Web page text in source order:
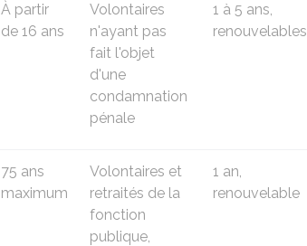
À partir
de 16 ans
Volontaires
n'ayant pas
fait l'objet
d'une
condamnation
pénale
1 à 5 ans,
renouvelables
75 ans
maximum
Volontaires et
retraités de la
fonction
publique,
1 an,
renouvelable